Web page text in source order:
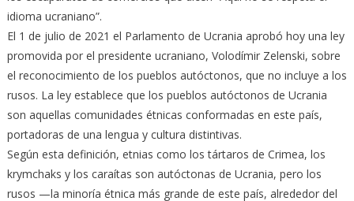
idioma ucraniano”.
El 1 de julio de 2021 el Parlamento de Ucrania aprobó hoy una ley
promovida por el presidente ucraniano, Volodímir Zelenski, sobre
el reconocimiento de los pueblos autóctonos, que no incluye a los
rusos. La ley establece que los pueblos autóctonos de Ucrania
son aquellas comunidades étnicas conformadas en este país,
portadoras de una lengua y cultura distintivas.
Según esta definición, etnias como los tártaros de Crimea, los
krymchaks y los caraítas son autóctonas de Ucrania, pero los
rusos —la minoría étnica más grande de este país, alrededor del